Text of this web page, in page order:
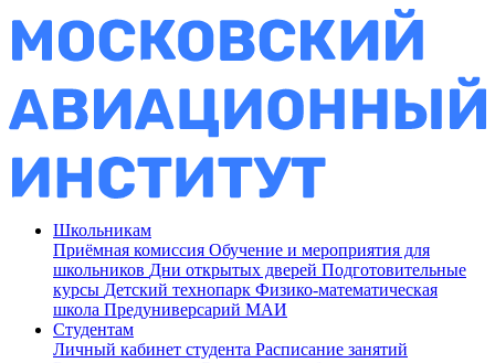
Школьникам
Приёмная комиссия Обучение и мероприятия для
школьников Дни открытых дверей Подготовительные
курсы Детский технопарк Физико-математическая
школа Предуниверсарий МАИ
Студентам
Личный кабинет студента Расписание занятий